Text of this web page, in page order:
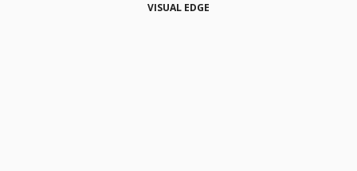
VISUAL EDGE